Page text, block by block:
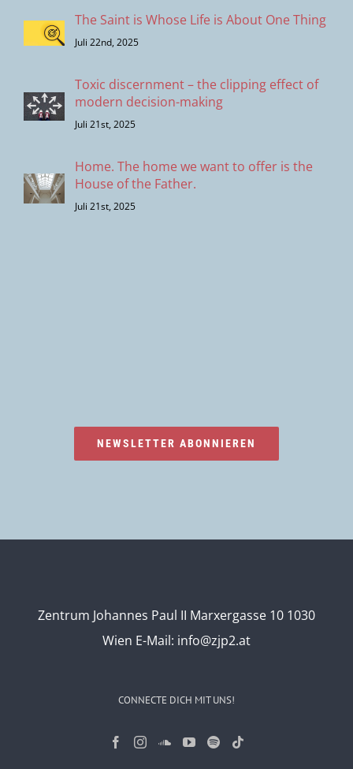
The Saint is Whose Life is About One Thing
Juli 22nd, 2025
Toxic discernment – the clipping effect of
modern decision-making
Juli 21st, 2025
Home. The home we want to offer is the
House of the Father.
Juli 21st, 2025
NEWSLETTER ABONNIEREN
Zentrum Johannes Paul II Marxergasse 10 1030
Wien E-Mail: info@zjp2.at
CONNECTE DICH MIT UNS!